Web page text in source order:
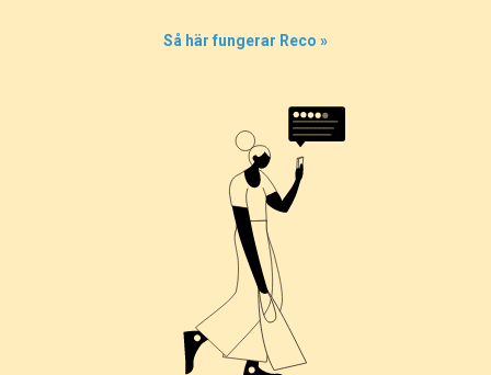
Så här fungerar Reco »